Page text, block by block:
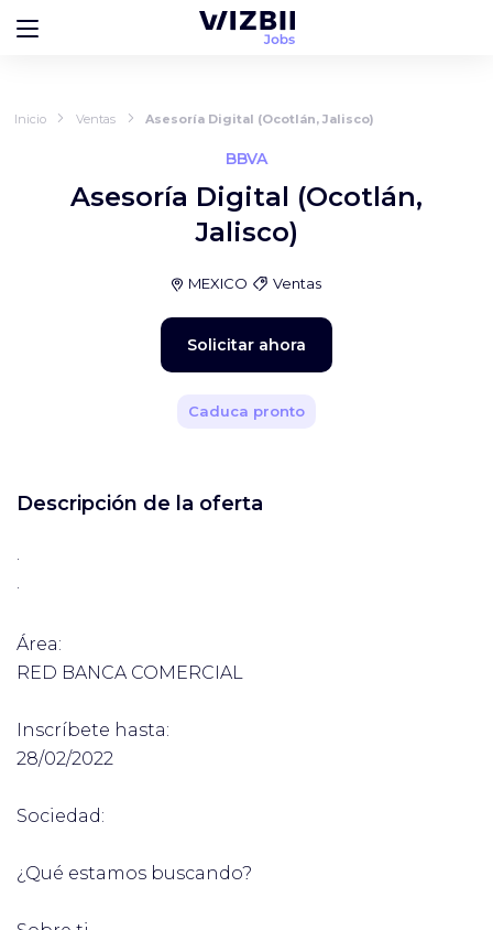
Inicio Ventas Asesoría Digital (Ocotlán, Jalisco)
BBVA
Asesoría Digital (Ocotlán,
Jalisco)
MEXICO Ventas
Solicitar ahora
Caduca pronto
Descripción de la oferta
·
·
Área:
RED BANCA COMERCIAL
Inscríbete hasta:
28/02/2022
Sociedad:
¿Qué estamos buscando?